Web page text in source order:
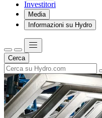
Investitori
Media
Informazioni su Hydro
Cerca